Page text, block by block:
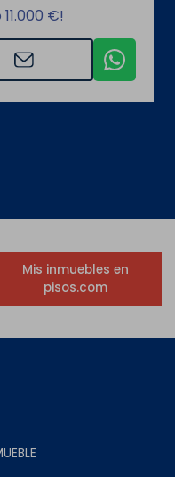
€!
Mis inmuebles en
pisos.com